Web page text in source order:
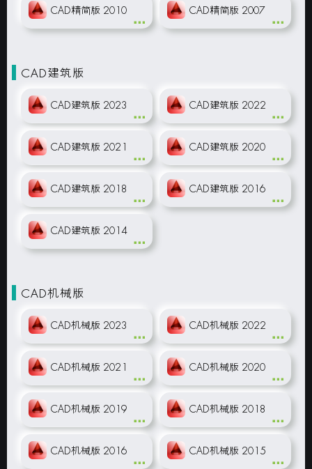
CAD精简版 2010 CAD精简版 2007
CAD建筑版
CAD建筑版 2023 CAD建筑版 2022
CAD建筑版 2021 CAD建筑版 2020
CAD建筑版 2018 CAD建筑版 2016
CAD建筑版 2014
CAD机械版
CAD机械版 2023 CAD机械版 2022
CAD机械版 2021 CAD机械版 2020
CAD机械版 2019 CAD机械版 2018
CAD机械版 2016 CAD机械版 2015